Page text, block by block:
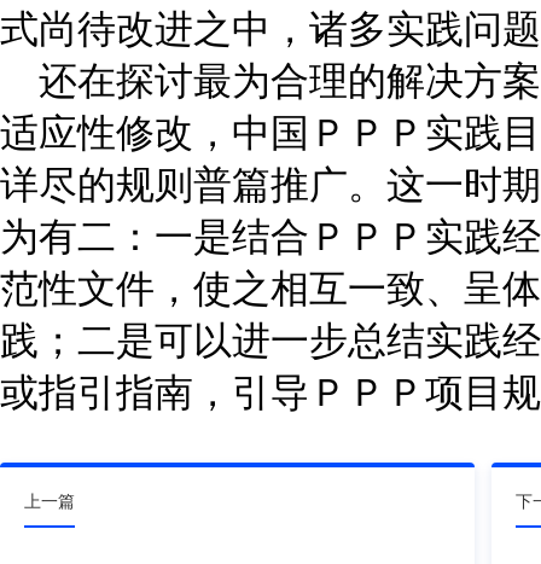
式尚待改进之中，诸多实践问题
还在探讨最为合理的解决方
适应性修改，中国ＰＰＰ实践
详尽的规则普篇推广。这一时
为有二：一是结合ＰＰＰ实践
范性文件，使之相互一致、呈
践；二是可以进一步总结实践
或指引指南，引导ＰＰＰ项目
上一篇 下